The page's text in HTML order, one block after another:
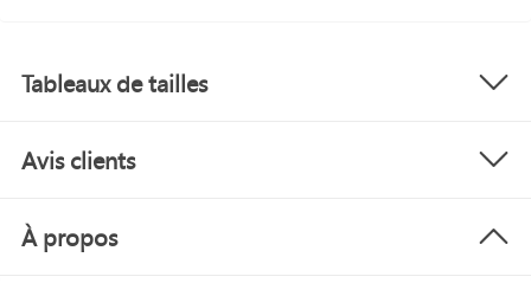
Tableaux de tailles
Avis clients
À propos